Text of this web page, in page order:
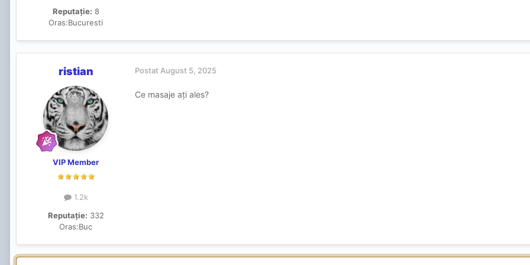
Reputație: 8
Oras:Bucuresti
ristian
VIP Member
1.2k
Reputație: 332
Oras:Buc
Postat August 5, 2025
Ce masaje ați ales?